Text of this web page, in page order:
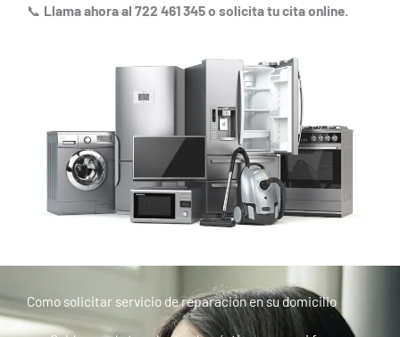
📞 Llama ahora al 722 461 345 o solicita tu cita online.
Como solicitar servicio de reparación en su domicilio